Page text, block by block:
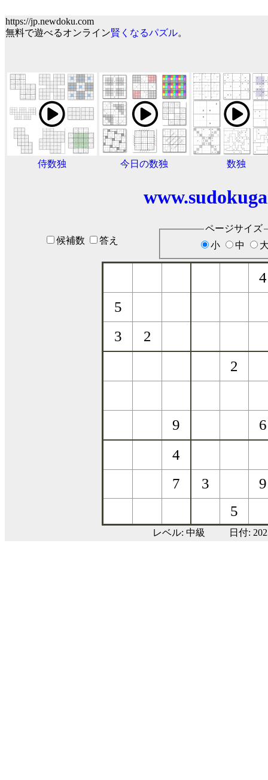
https://jp.newdoku.com
無料で遊べるオンライン賢くなるパズル。
侍数独 今日の数独 数独
候補数 答え
ページサイズ
小
中
レベル: 中級 日付: